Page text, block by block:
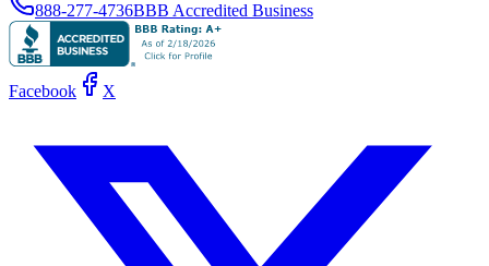
888-277-4736BBB Accredited Business
Facebook X